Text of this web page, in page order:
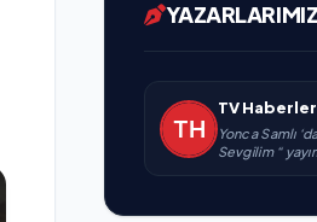
YAZARLARIMIZ
TV
Yonca Samlı
Sevgilim “